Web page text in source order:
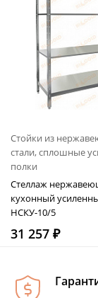
Стойки из
стали, сплошные
полки
Стеллаж
кухонный
НСКУ-10/5
31 257 ₽